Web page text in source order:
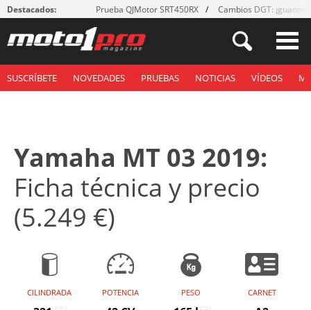
Destacados: Prueba QJMotor SRT450RX Cambios DGT: ¡guantes!
SUSCRÍBETE NOVEDADES PRUEBAS NOTICIAS VÍDEOS
Yamaha MT 03 2019:
Ficha técnica y precio
(5.249 €)
CILINDRADA POTENCIA PESO CARNET